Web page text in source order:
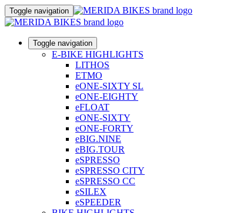
Toggle navigation
Toggle navigation
E-BIKE HIGHLIGHTS
LITHOS
ETMO
eONE-SIXTY SL
eONE-EIGHTY
eFLOAT
eONE-SIXTY
eONE-FORTY
eBIG.NINE
eBIG.TOUR
eSPRESSO
eSPRESSO CITY
eSPRESSO CC
eSILEX
eSPEEDER